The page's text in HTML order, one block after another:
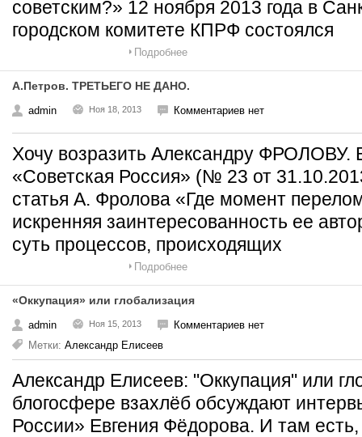
советским?» 12 ноября 2013 года в
городском комитете КПРФ состоялся
Подробнее
А.Петров. ТРЕТЬЕГО НЕ ДАНО.
admin Ноя 18, 2013 Комментариев нет
Хочу возразить Александру ФРОЛОВУ.
«Советская Россия» (№ 23 от
статья А. Фролова «Где момент
искренняя заинтересованность ее
суть процессов, происходящих
Подробнее
«Оккупация» или глобализация
admin Ноя 15, 2013
Комментариев нет
Метки: Александр Елисеев
Александр Елисеев: "Оккупация" или
блогосфере взахлёб обсуждают
России» Евгения Фёдорова. И там